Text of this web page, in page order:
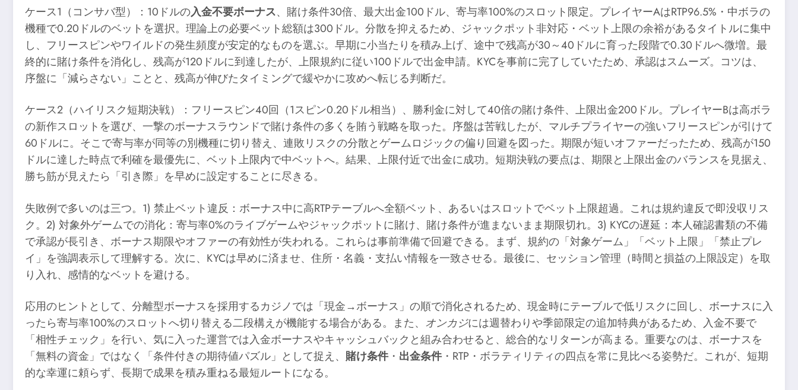
ケース1（コンサバ型）：10ドルの入金不要ボーナス、賭け条件30倍、最大出金100ドル、寄与率100%のスロット限定。プレイヤーAはRTP96.5%・中ボラの
機種で0.20ドルのベットを選択。理論上の必要ベット総額は300ドル。分散を抑えるため、ジャックポット非対応・ベット上限の余裕があるタイトルに集中
し、フリースピンやワイルドの発生頻度が安定的なものを選ぶ。早期に小当たりを積み上げ、途中で残高が30～40ドルに育った段階で0.30ドルへ微増。最
終的に賭け条件を消化し、残高が120ドルに到達したが、上限規約に従い100ドルで出金申請。KYCを事前に完了していたため、承認はスムーズ。コツは、
序盤に「減らさない」ことと、残高が伸びたタイミングで緩やかに攻めへ転じる判断だ。
ケース2（ハイリスク短期決戦）：フリースピン40回（1スピン0.20ドル相当）、勝利金に対して40倍の賭け条件、上限出金200ドル。プレイヤーBは高ボラ
の新作スロットを選び、一撃のボーナスラウンドで賭け条件の多くを賄う戦略を取った。序盤は苦戦したが、マルチプライヤーの強いフリースピンが引けて
60ドルに。そこで寄与率が同等の別機種に切り替え、連敗リスクの分散とゲームロジックの偏り回避を図った。期限が短いオファーだったため、残高が150
ドルに達した時点で利確を最優先に、ベット上限内で中ベットへ。結果、上限付近で出金に成功。短期決戦の要点は、期限と上限出金のバランスを見据え、
勝ち筋が見えたら「引き際」を早めに設定することに尽きる。
失敗例で多いのは三つ。1) 禁止ベット違反：ボーナス中に高RTPテーブルへ全額ベット、あるいはスロットでベット上限超過。これは規約違反で即没収リス
ク。2) 対象外ゲームでの消化：寄与率0%のライブゲームやジャックポットに賭け、賭け条件が進まないまま期限切れ。3) KYCの遅延：本人確認書類の不備
で承認が長引き、ボーナス期限やオファーの有効性が失われる。これらは事前準備で回避できる。まず、規約の「対象ゲーム」「ベット上限」「禁止プレ
イ」を強調表示して理解する。次に、KYCは早めに済ませ、住所・名義・支払い情報を一致させる。最後に、セッション管理（時間と損益の上限設定）を取
り入れ、感情的なベットを避ける。
応用のヒントとして、分離型ボーナスを採用するカジノでは「現金→ボーナス」の順で消化されるため、現金時にテーブルで低リスクに回し、ボーナスに入
ったら寄与率100%のスロットへ切り替える二段構えが機能する場合がある。また、 オンカジには週替わりや季節限定の追加特典があるため、入金不要で
「相性チェック」を行い、気に入った運営では入金ボーナスやキャッシュバックと組み合わせると、総合的なリターンが高まる。重要なのは、ボーナスを
「無料の資金」ではなく「条件付きの期待値パズル」として捉え、 賭け条件・ 出金条件・RTP・ボラティリティの四点を常に見比べる姿勢だ。これが、短期
的な幸運に頼らず、長期で成果を積み重ねる最短ルートになる。